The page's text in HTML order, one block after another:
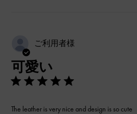
ご利用者様
可愛い
The leather is very nice and design is so cute